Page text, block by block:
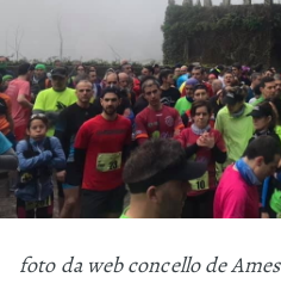
foto da web concello de Ames